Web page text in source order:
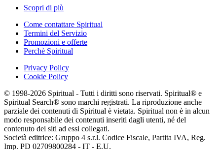
Scopri di più
Come contattare Spiritual
Termini del Servizio
Promozioni e offerte
Perchè Spiritual
Privacy Policy
Cookie Policy
© 1998-2026 Spiritual - Tutti i diritti sono riservati. Spiritual® e
Spiritual Search® sono marchi registrati. La riproduzione anche
parziale dei contenuti di Spiritual è vietata. Spiritual non è in alcun
modo responsabile dei contenuti inseriti dagli utenti, né del
contenuto dei siti ad essi collegati.
Società editrice: Gruppo 4 s.r.l. Codice Fiscale, Partita IVA, Reg.
Imp. PD 02709800284 - IT - E.U.